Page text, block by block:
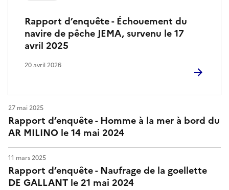
E
R
)
Rapport d’enquête - Échouement du
navire de pêche JEMA, survenu le 17
avril 2025
20 avril 2026
Rapport d’enquête - Homme à la mer à bord du
AR MILINO le 14 mai 2024
27 mai 2025
Rapport d’enquête - Naufrage de la goellette
DE GALLANT le 21 mai 2024
11 mars 2025